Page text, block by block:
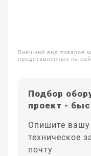
Внешний вид товаров
представленных на
Подбор
проект -
Опишите вашу
техническое
почту